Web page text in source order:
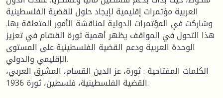
العربية مؤتمرات إقليمية لإيجاد حلول للقضية الفلسطينية
وشاركت في المؤتمرات الدولية لمناقشة الأمور المتعلقة بها.
هذا التحول في المواقف يظهر أهمية ثورة القسّام في تعزيز
الوحدة العربية ودعم القضية الفلسطينية على المستوى
الإقليمي والدولي.
الكلمات المفتاحية : ثورة، عز الدين القسام، المشرق العربي،
القضية الفلسطينية، فلسطين، ثورة 1936.